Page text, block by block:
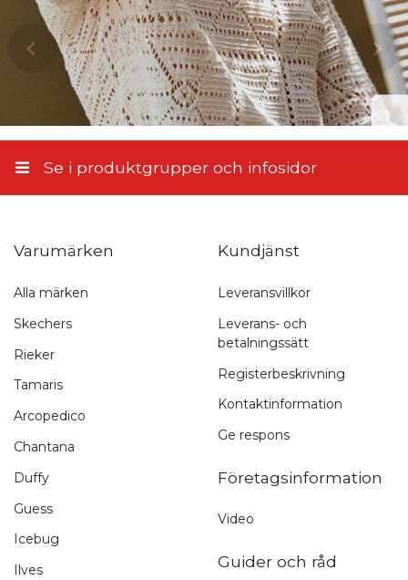
Se i produktgrupper och infosidor
Varumärken
Alla märken
Skechers
Rieker
Tamaris
Arcopedico
Chantana
Duffy
Guess
Icebug
Ilves
Kundjänst
Leveransvillkor
Leverans- och
betalningssätt
Registerbeskrivning
Kontaktinformation
Ge respons
Företagsinformation
Video
Guider och råd